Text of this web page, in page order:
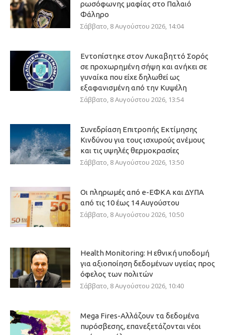
ρωσόφωνης μαφίας στο Παλαιό
Φάληρο
Σάββατο, 8 Αυγούστου 2026, 14:04
Εντοπίστηκε στον Λυκαβηττό Σορός
σε προχωρημένη σήψη και ανήκει σε
γυναίκα που είχε δηλωθεί ως
εξαφανισμένη από την Κυψέλη
Σάββατο, 8 Αυγούστου 2026, 13:54
Συνεδρίαση Επιτροπής Εκτίμησης
Κινδύνου για τους ισχυρούς ανέμους
και τις υψηλές θερμοκρασίες
Σάββατο, 8 Αυγούστου 2026, 13:50
Οι πληρωμές από e-ΕΦΚΑ και ΔΥΠΑ
από τις 10 έως 14 Αυγούστου
Σάββατο, 8 Αυγούστου 2026, 10:50
Health Monitoring: Η εθνική υποδομή
για αξιοποίηση δεδομένων υγείας προς
όφελος των πολιτών
Σάββατο, 8 Αυγούστου 2026, 10:40
Mega Fires-Αλλάζουν τα δεδομένα
πυρόσβεσης, επανεξετάζονται νέοι